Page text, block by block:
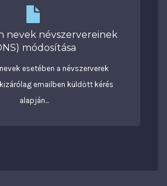
nevek névszervereinek
módosítása
esetében a névszerverek
emailben küldött kérés
alapján...